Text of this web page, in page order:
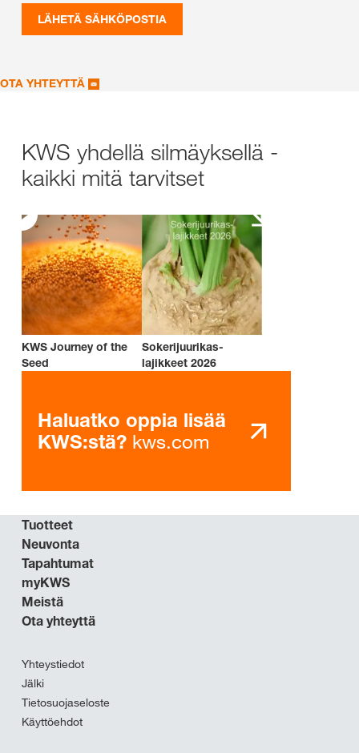
LÄHETÄ SÄHKÖPOSTIA
OTA YHTEYTTÄ
KWS yhdellä silmäyksellä -
kaikki mitä tarvitset
KWS Journey of the
Seed
Sokerijuurikas-
lajikkeet 2026
Haluatko oppia lisää
KWS:stä? kws.com
Tuotteet
Neuvonta
Tapahtumat
myKWS
Meistä
Ota yhteyttä
Yhteystiedot
Jälki
Tietosuojaseloste
Käyttöehdot